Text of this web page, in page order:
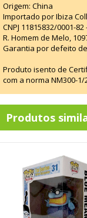
Origem: China
Importado por Ibiza
CNPJ 11815832/0001-
R. Homem de Melo,
Garantia por defeito
Produto isento de
com a norma NM300-
Produtos